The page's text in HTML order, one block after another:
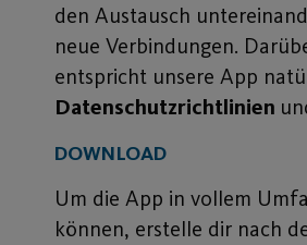
den Austausch
neue Verbindungen.
entspricht unsere App
Datenschutzrichtlinien
DOWNLOAD
Um die App in vollem
können, erstelle dir nach